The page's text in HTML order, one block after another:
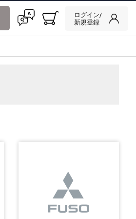
ログイン/
新規登録